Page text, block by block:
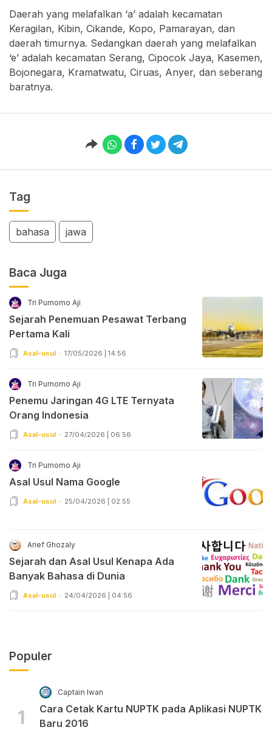
Daerah yang melafalkan ‘a’ adalah kecamatan
Keragilan, Kibin, Cikande, Kopo, Pamarayan, dan
daerah timurnya. Sedangkan daerah yang melafalkan
‘e’ adalah kecamatan Serang, Cipocok Jaya, Kasemen,
Bojonegara, Kramatwatu, Ciruas, Anyer, dan seberang
baratnya.
Tag
bahasa jawa
Baca Juga
Tri Purnomo Aji
Sejarah Penemuan Pesawat Terbang
Pertama Kali
Asal-usul 17/05/2026 | 14:56
Tri Purnomo Aji
Penemu Jaringan 4G LTE Ternyata
Orang Indonesia
Asal-usul 27/04/2026 | 06:56
Tri Purnomo Aji
Asal Usul Nama Google
Asal-usul 25/04/2026 | 02:55
Arief Ghozaly
Sejarah dan Asal Usul Kenapa Ada
Banyak Bahasa di Dunia
Asal-usul 24/04/2026 | 04:56
Populer
1
Captain Iwan
Cara Cetak Kartu NUPTK pada Aplikasi NUPTK
Baru 2016